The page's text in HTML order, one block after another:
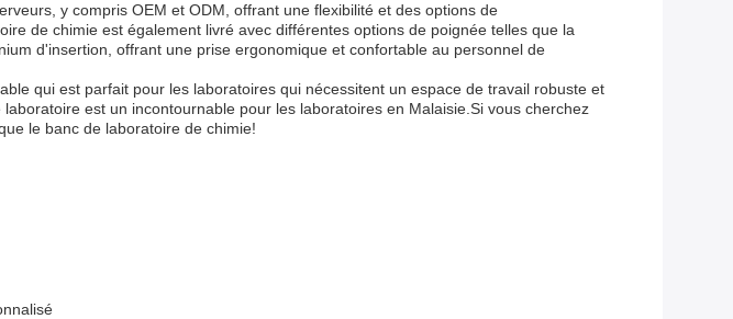
y compris OEM et ODM, offrant une flexibilité et des options de
de chimie est également livré avec différentes options de poignée telles que la
d'insertion, offrant une prise ergonomique et confortable au personnel de
qui est parfait pour les laboratoires qui nécessitent un espace de travail robuste et
est un incontournable pour les laboratoires en Malaisie.Si vous cherchez
le banc de laboratoire de chimie!